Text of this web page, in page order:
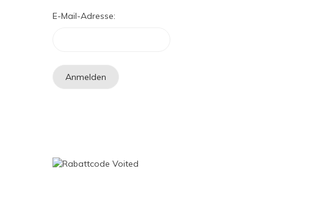
E-Mail-Adresse: